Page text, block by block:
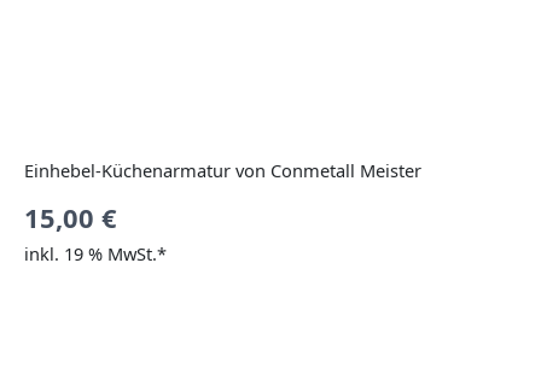
Einhebel-Küchenarmatur von Conmetall Meister
15,00 €
inkl. 19 % MwSt.*